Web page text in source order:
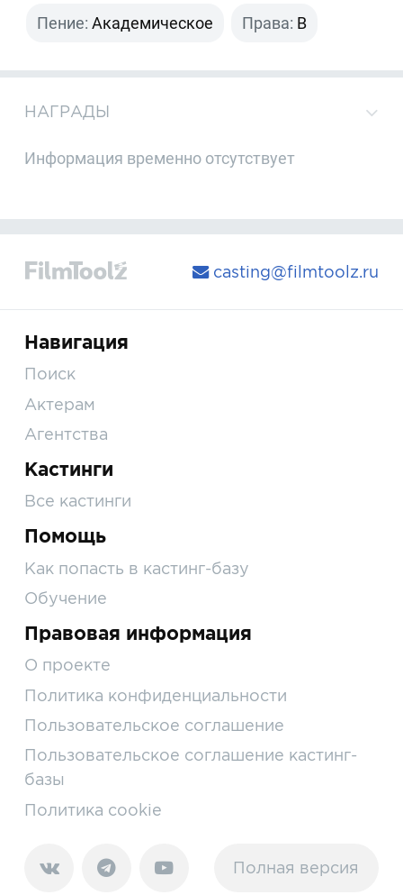
Пение: Академическое Права: B
НАГРАДЫ
Информация временно отсутствует
casting@filmtoolz.ru
Навигация
Поиск
Актерам
Агентства
Кастинги
Все кастинги
Помощь
Как попасть в кастинг-базу
Обучение
Правовая информация
О проекте
Политика конфиденциальности
Пользовательское соглашение
Пользовательское соглашение кастинг-
базы
Политика cookie
Полная версия